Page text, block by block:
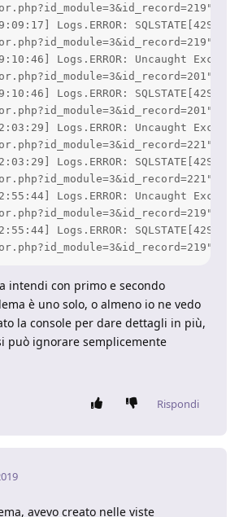
Logs.ERROR:
Logs.ERROR: Uncaught
Logs.ERROR:
Logs.ERROR: Uncaught
Logs.ERROR:
Logs.ERROR: Uncaught
Logs.ERROR:
intendi con primo e secondo
è uno solo, o almeno io ne vedo
la console per dare dettagli in più,
può ignorare semplicemente
Rispondi
avevo creato nelle viste